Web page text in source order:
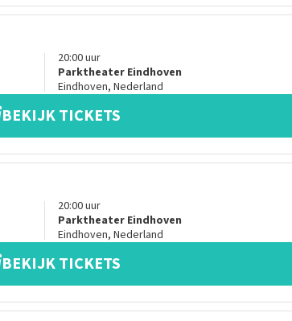
20:00uur
Parktheater Eindhoven
Eindhoven, Nederland
BEKIJK TICKETS
20:00uur
Parktheater Eindhoven
Eindhoven, Nederland
BEKIJK TICKETS